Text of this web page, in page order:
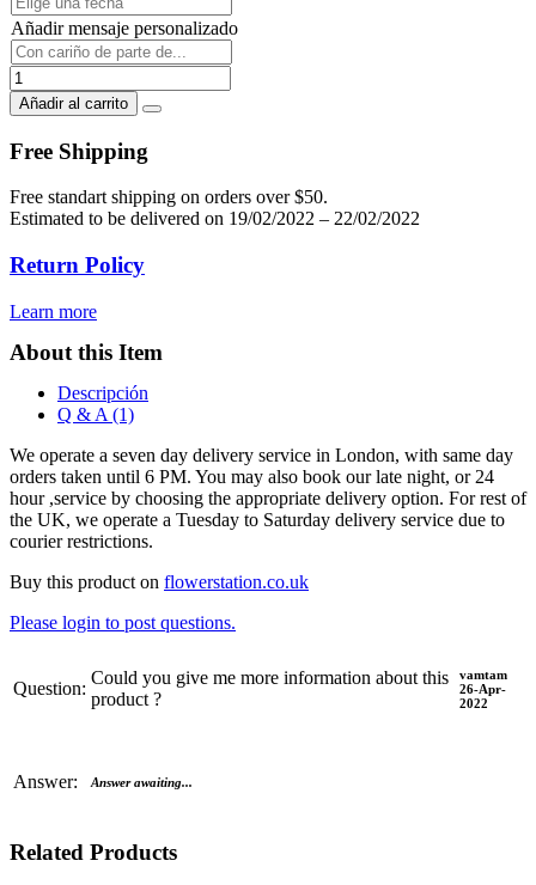
Añadir mensaje personalizado
Newbury
Flower
Arrangement
cantidad
Añadir al carrito
Free Shipping
Free standart shipping on orders over $50.
Estimated to be delivered on 19/02/2022 – 22/02/2022
Return Policy
Learn more
About this Item
Descripción
Q & A (1)
We operate a seven day delivery service in London, with same day
orders taken until 6 PM. You may also book our late night, or 24
hour ,service by choosing the appropriate delivery option. For rest of
the UK, we operate a Tuesday to Saturday delivery service due to
courier restrictions.
Buy this product on flowerstation.co.uk
Please login to post questions.
Question:
Could you give me more information about this
product ?
vamtam
26-Apr-
2022
Answer: Answer awaiting...
Related Products